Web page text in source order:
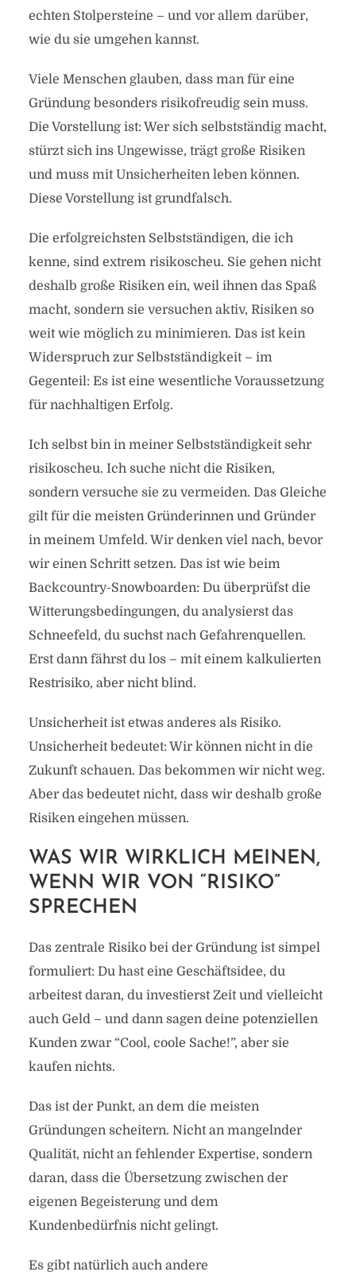
echten Stolpersteine – und vor allem darüber,
wie du sie umgehen kannst.
Viele Menschen glauben, dass man für eine
Gründung besonders risikofreudig sein muss.
Die Vorstellung ist: Wer sich selbstständig macht,
stürzt sich ins Ungewisse, trägt große Risiken
und muss mit Unsicherheiten leben können.
Diese Vorstellung ist grundfalsch.
Die erfolgreichsten Selbstständigen, die ich
kenne, sind extrem risikoscheu. Sie gehen nicht
deshalb große Risiken ein, weil ihnen das Spaß
macht, sondern sie versuchen aktiv, Risiken so
weit wie möglich zu minimieren. Das ist kein
Widerspruch zur Selbstständigkeit – im
Gegenteil: Es ist eine wesentliche Voraussetzung
für nachhaltigen Erfolg.
Ich selbst bin in meiner Selbstständigkeit sehr
risikoscheu. Ich suche nicht die Risiken,
sondern versuche sie zu vermeiden. Das Gleiche
gilt für die meisten Gründerinnen und Gründer
in meinem Umfeld. Wir denken viel nach, bevor
wir einen Schritt setzen. Das ist wie beim
Backcountry-Snowboarden: Du überprüfst die
Witterungsbedingungen, du analysierst das
Schneefeld, du suchst nach Gefahrenquellen.
Erst dann fährst du los – mit einem kalkulierten
Restrisiko, aber nicht blind.
Unsicherheit ist etwas anderes als Risiko.
Unsicherheit bedeutet: Wir können nicht in die
Zukunft schauen. Das bekommen wir nicht weg.
Aber das bedeutet nicht, dass wir deshalb große
Risiken eingehen müssen.
WAS WIR WIRKLICH MEINEN,
WENN WIR VON “RISIKO”
SPRECHEN
Das zentrale Risiko bei der Gründung ist simpel
formuliert: Du hast eine Geschäftsidee, du
arbeitest daran, du investierst Zeit und vielleicht
auch Geld – und dann sagen deine potenziellen
Kunden zwar “Cool, coole Sache!”, aber sie
kaufen nichts.
Das ist der Punkt, an dem die meisten
Gründungen scheitern. Nicht an mangelnder
Qualität, nicht an fehlender Expertise, sondern
daran, dass die Übersetzung zwischen der
eigenen Begeisterung und dem
Kundenbedürfnis nicht gelingt.
Es gibt natürlich auch andere